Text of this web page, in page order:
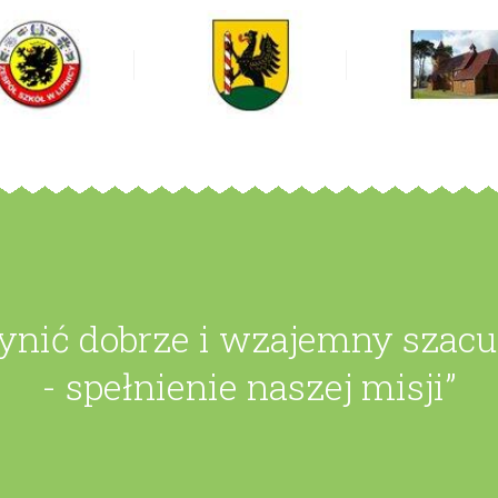
dobrze i wzajemny
- spełnienie naszej misji”